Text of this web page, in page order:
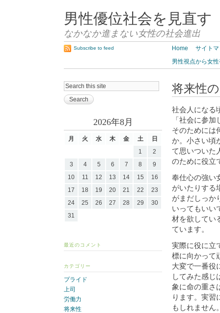
男性優位社会を見直す
なかなか進まない女性の社会進出
Home
サイト
男性視点から女
Subscribe to feed
将来性
社会人になる
「社会に参
そのためには
か。小さい頃
て思いついた
のために役立
奉仕心の強い
がいたりする
がまだしっか
いってもいい
材を欲してい
ています。
実際に役に立
標に向かって
大変で一番役
してみた感じ
象に命の重さ
ります。実習
もしれません
2026年8月
月 火 水 木 金 土
日
1
2
3
4 5 6 7 8
9
10
11 12 13 14 15
16
17
18 19 20 21 22
23
24
25 26 27 28 29
30
31
最近のコメント
カテゴリー
プライド
上司
労働力
将来性